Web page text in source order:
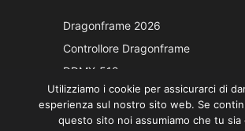
Dragonframe 2026
Controllore Dragonframe
DDMX-512
DMC-32
Cappuccio di correzione EOS LV
Utilizziamo i cookie per assicurarci di
esperienza sul nostro sito web. Se
questo sito noi assumiamo che tu sia